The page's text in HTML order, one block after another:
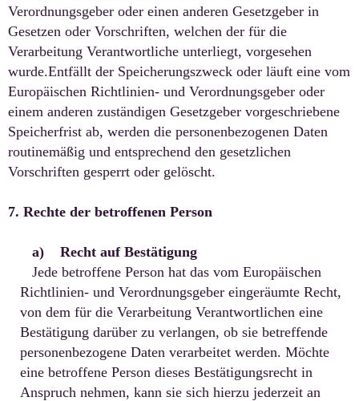
Verordnungsgeber oder einen anderen Gesetzgeber in
Gesetzen oder Vorschriften, welchen der für die
Verarbeitung Verantwortliche unterliegt, vorgesehen
wurde.Entfällt der Speicherungszweck oder läuft eine vom
Europäischen Richtlinien- und Verordnungsgeber oder
einem anderen zuständigen Gesetzgeber vorgeschriebene
Speicherfrist ab, werden die personenbezogenen Daten
routinemäßig und entsprechend den gesetzlichen
Vorschriften gesperrt oder gelöscht.
7. Rechte der betroffenen Person
a) Recht auf Bestätigung
Jede betroffene Person hat das vom Europäischen
Richtlinien- und Verordnungsgeber eingeräumte Recht,
von dem für die Verarbeitung Verantwortlichen eine
Bestätigung darüber zu verlangen, ob sie betreffende
personenbezogene Daten verarbeitet werden. Möchte
eine betroffene Person dieses Bestätigungsrecht in
Anspruch nehmen, kann sie sich hierzu jederzeit an